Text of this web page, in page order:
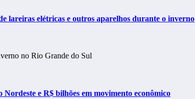
lareiras elétricas e outros aparelhos durante o inverno
e R$ bilhões em movimento econômico